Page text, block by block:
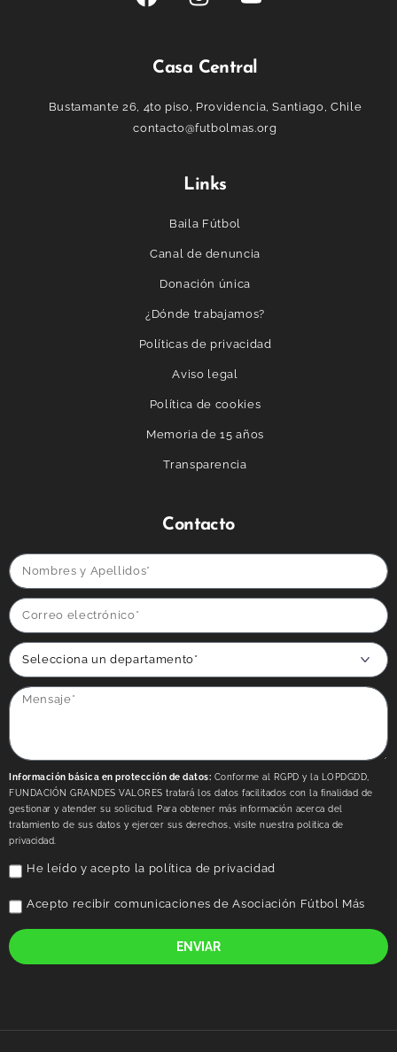
Casa Central
Bustamante 26, 4to piso, Providencia, Santiago, Chile
contacto@futbolmas.org
Links
Baila Fútbol
Canal de denuncia
Donación única
¿Dónde trabajamos?
Políticas de privacidad
Aviso legal
Política de cookies
Memoria de 15 años
Transparencia
Contacto
Información básica en protección de datos: Conforme al RGPD y la LOPDGDD,
FUNDACIÓN GRANDES VALORES tratará los datos facilitados con la finalidad de
gestionar y atender su solicitud. Para obtener más información acerca del
tratamiento de sus datos y ejercer sus derechos, visite nuestra politica de
privacidad.
He leído y acepto la política de privacidad
Acepto recibir comunicaciones de Asociación Fútbol Más
ENVIAR